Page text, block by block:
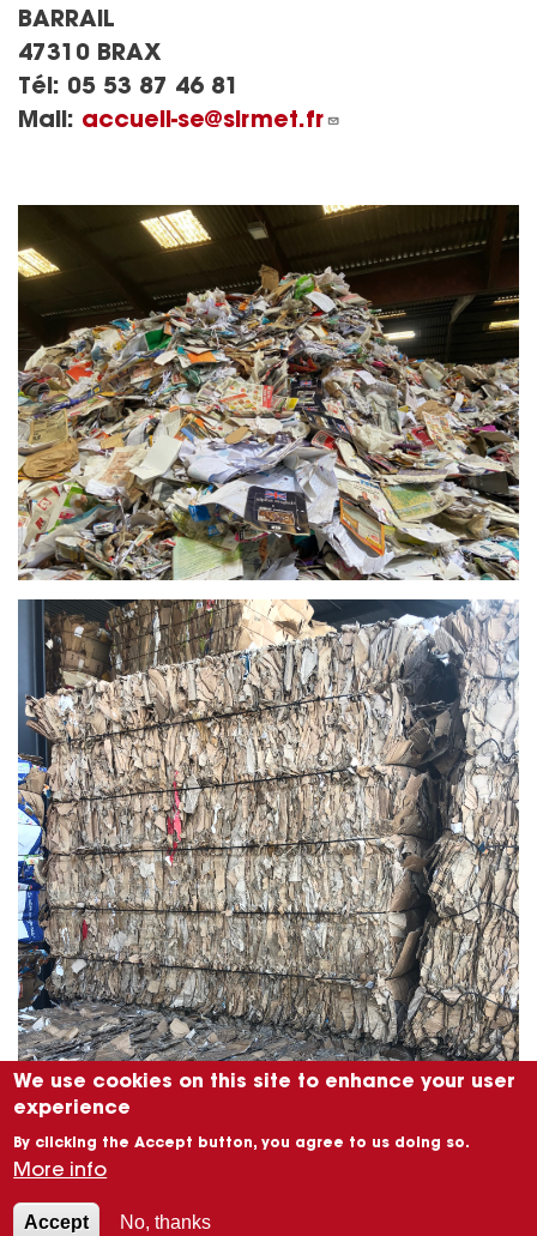
BARRAIL
47310 BRAX
Tél: 05 53 87 46 81
Mail: accueil-se@sirmet.fr
We use cookies on this site to enhance your user
experience
By clicking the Accept button, you agree to us doing so.
More info
Accept No, thanks